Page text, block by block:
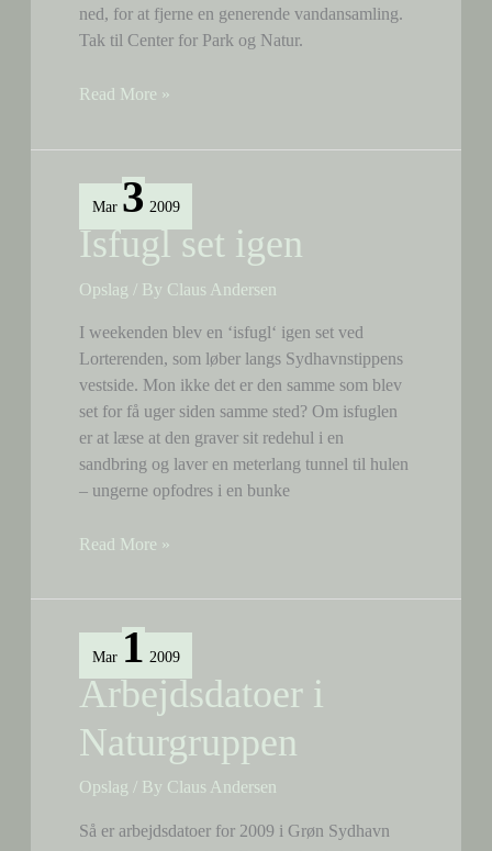
ned, for at fjerne en generende vandansamling.
Tak til Center for Park og Natur.
Nyt
grus
ler
på
stierne
Read More »
Mar 3 2009
Isfugl set igen
Opslag / By Claus Andersen
I weekenden blev en ‘isfugl‘ igen set ved
Lorterenden, som løber langs Sydhavnstippens
vestside. Mon ikke det er den samme som blev
set for få uger siden samme sted? Om isfuglen
er at læse at den graver sit redehul i en
sandbring og laver en meterlang tunnel til hulen
– ungerne opfodres i en bunke
Isfugl
igen
Read More »
Mar 1 2009
Arbejdsdatoer i
Naturgruppen
Opslag / By Claus Andersen
Så er arbejdsdatoer for 2009 i Grøn Sydhavn